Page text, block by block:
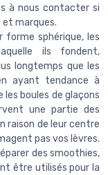
à nous contacter si
et marques.
forme sphérique, les
ils fondent,
longtemps que les
ayant tendance à
boules de glaçons
une partie des
raison de leur centre
pas vos lèvres.
des smoothies,
être utilisés pour la